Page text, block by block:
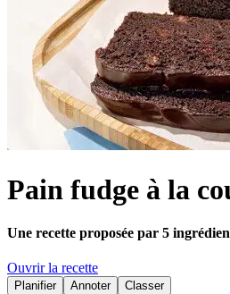
Pain fudge à la
Une recette proposée par 5
Ouvrir la recette
Planifier Annoter
Classer